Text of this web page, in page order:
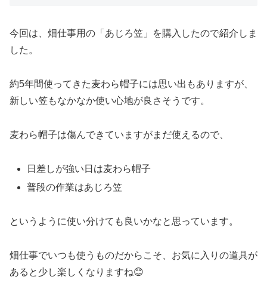
今回は、畑仕事用の「あじろ笠」を購入したので紹介しま
した。
約5年間使ってきた麦わら帽子には思い出もありますが、
新しい笠もなかなか使い心地が良さそうです。
麦わら帽子は傷んできていますがまだ使えるので、
日差しが強い日は麦わら帽子
普段の作業はあじろ笠
というように使い分けても良いかなと思っています。
畑仕事でいつも使うものだからこそ、お気に入りの道具が
あると少し楽しくなりますね😊